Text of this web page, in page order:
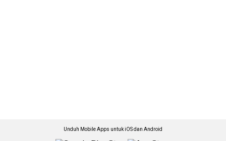
Unduh Mobile Apps untuk iOS dan Android